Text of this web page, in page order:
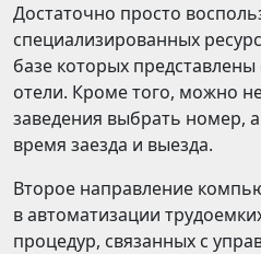
Достаточно просто
специализированных
базе которых
отели. Кроме того, можно
заведения выбрать номер,
время заезда и выезда.
Второе направление
в автоматизации
процедур, связанных с